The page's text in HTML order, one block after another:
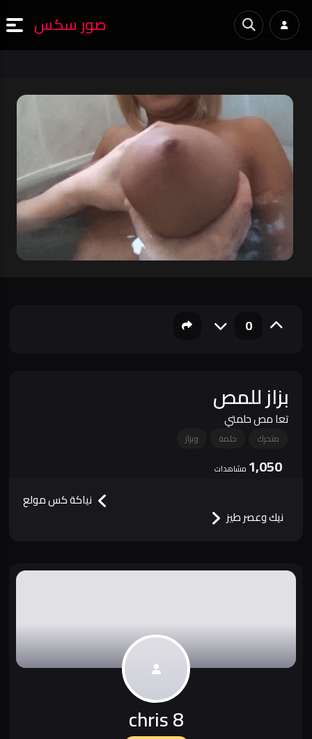
صور سكس
0
بزاز للمص
تعا مص حلمتي
متحرك حلمة وبزاز
1,050 مشاهدات
نياكة كس مولع
نيك وعصر طيز
chris 8